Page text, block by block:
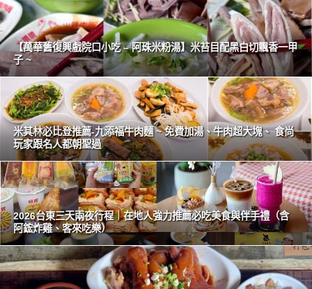
【萬華舊復興戲院口小吃 – 阿珠米粉湯】米苔目配黑白切飄香一甲
子 ~
米其林必比登推薦-九添福牛肉麵 ~ 免費加湯、牛肉超大塊、 食尚
玩家跟名人都朝聖過
2026台東三天兩夜行程｜在地人強力推薦必吃美食與伴手禮（含
阿鋐炸雞、客來吃樂）